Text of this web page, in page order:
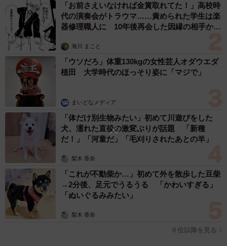
挫折して、当時の自分の精神状態は地獄でした。でも元気
に生きている、それだけでもありがたいこと。落ち込んで
いたあの頃の自分に“大丈夫！なんとかなるから！”と声をか
けて気持ちを楽にしてあげたいです」。今年掲げた信条に
偽りなく、趣里は満面の笑みを浮かべて教えてくれた。
「お前さえいなければ金賞取れてた！」高校時
代の演奏会がトラウマ……責められた学生は楽
器修理職人に 10年後再会した因縁の相手から
海川 まこと
「ウソだろ」体重130kgの女性芸人オダウエダ
植田 大学時代のほっそり姿に「マジで」
まいどなメディア
「体だけ別生物みたい」初めて川遊びをした
犬、濡れた直後の激変ぶりが話題 「新種
だ！」「河童だ」「毛刈りされたあとの羊」
梨木 香奈
「これが不動柴か…」初めて外を散歩した豆柴
→2分後、足元でうるうる 「かわいすぎる」
「ぬいぐるみみたい」
梨木 香奈
６位以降を見る